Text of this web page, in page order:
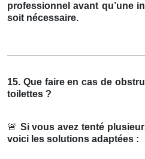
professionnel avant qu’une
soit nécessaire.
15. Que faire en cas de
toilettes ?
🚨 Si vous avez tenté
voici les solutions adaptées :